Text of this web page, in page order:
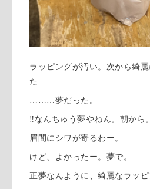
ラッピングが汚い。次から綺
た…
………夢だった。
‼︎なんちゅう夢やねん。朝から。
眉間にシワが寄るわー。
けど、よかったー。夢で。
正夢なんように、綺麗なラッピ